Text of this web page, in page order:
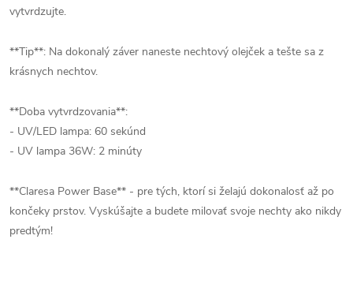
vytvrdzujte.
**Tip**: Na dokonalý záver naneste nechtový olejček a tešte sa z
krásnych nechtov.
**Doba vytvrdzovania**:
- UV/LED lampa: 60 sekúnd
- UV lampa 36W: 2 minúty
**Claresa Power Base** - pre tých, ktorí si želajú dokonalosť až po
končeky prstov. Vyskúšajte a budete milovať svoje nechty ako nikdy
predtým!